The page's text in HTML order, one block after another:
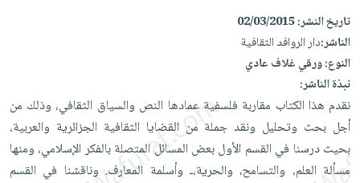
Android
تحميل
iKitab
Apple
على
Apple
جوائز
الشخصية
العناية
وتصفيف
الشعر
العناية
بالجسم
العناية
جديد
الكل
أواني
الطهي
أدوات
الخبز
متجر
الهدايا
أقسام
الأكثر شحن
تاريخ النشر:02/03/2015
الناشر:دار الروافد الثقافية
النوع:ورقي غلاف عادي
نبذة الناشر:
نقدم هذا الكتاب مقاربة فلسفية عمادها النص والسياق الثقافي، وذلك من
أجل بحث وتحليل ونقد جملة من القضايا الثقافية الجزائرية والعربية،
بحيث درسنا في القسم الأول بعض المسائل المتصلة بالفكر الإسلامي، ومنها
مسألة العلم، والتسامح، والحرية،ـ وأسلمة المعارف. وناقشنا في القسم